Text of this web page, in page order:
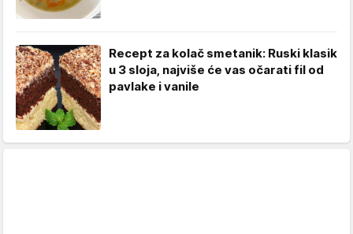
Recept za kolač smetanik: Ruski klasik
u 3 sloja, najviše će vas očarati fil od
pavlake i vanile